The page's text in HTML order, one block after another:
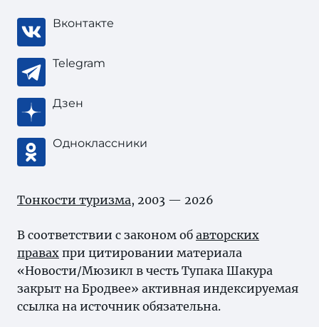
Вконтакте
Telegram
Дзен
Одноклассники
Тонкости туризма, 2003 — 2026
В соответствии с законом об авторских
правах при цитировании материала
«Новости/Мюзикл в честь Тупака Шакура
закрыт на Бродвее» активная индексируемая
ссылка на источник обязательна.